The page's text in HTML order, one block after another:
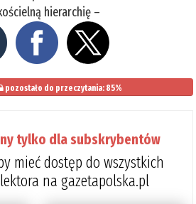
hierarchię –
pozostało do przeczytania: 85%
tylko dla subskrybentów
mieć dostęp do wszystkich
na gazetapolska.pl